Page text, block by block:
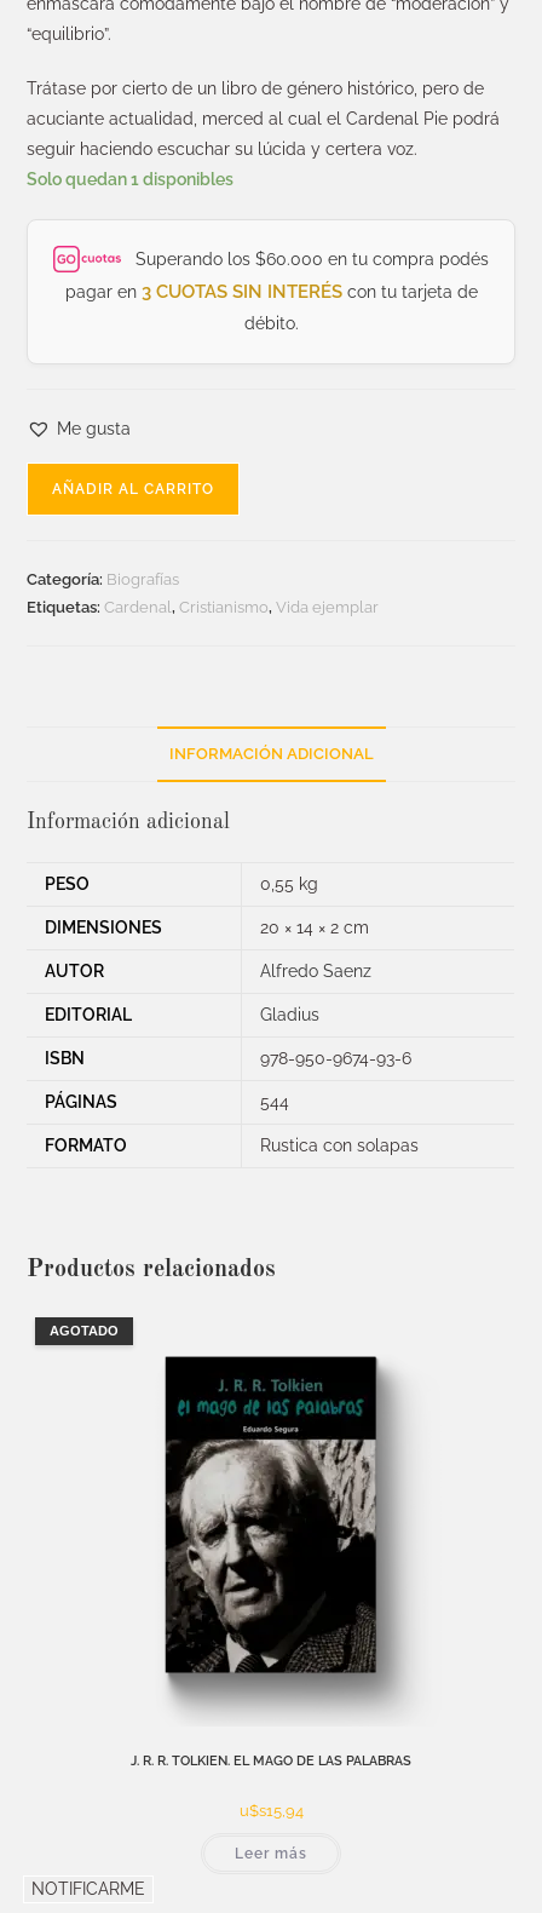
enmascara cómodamente bajo el nombre de “moderación” y
“equilibrio”.
Trátase por cierto de un libro de género histórico, pero de
acuciante actualidad, merced al cual el Cardenal Pie podrá
seguir haciendo escuchar su lúcida y certera voz.
Solo quedan 1 disponibles
Superando los $60.000 en tu compra podés
pagar en 3 CUOTAS SIN INTERÉScon tu tarjeta de
débito.
Me gusta
AÑADIR AL CARRITO
Categoría: Biografías
Etiquetas:Cardenal,Cristianismo,Vida ejemplar
INFORMACIÓN ADICIONAL
Información adicional
PESO 0,55 kg
DIMENSIONES 20 × 14 × 2 cm
AUTOR Alfredo Saenz
EDITORIAL Gladius
ISBN 978-950-9674-93-6
PÁGINAS 544
FORMATO Rustica con solapas
Productos relacionados
AGOTADO
J. R. R. TOLKIEN. EL MAGO DE LAS PALABRAS
u$s15,94
Leer más
NOTIFICARME